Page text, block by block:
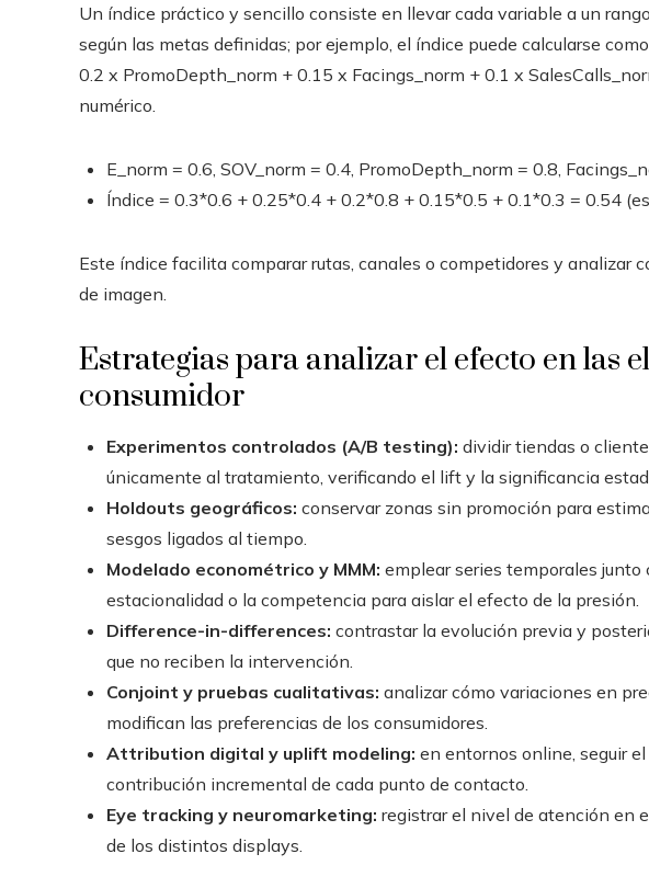
Un índice práctico y sencillo consiste en llevar cada variable a un
según las metas definidas; por ejemplo, el índice puede calcularse
0.2 x PromoDepth_norm + 0.15 x Facings_norm + 0.1 x
numérico.
E_norm = 0.6, SOV_norm = 0.4, PromoDepth_norm = 0.8,
Índice = 0.3*0.6 + 0.25*0.4 + 0.2*0.8 + 0.15*0.5 + 0.1*0.3 = 0.54
Este índice facilita comparar rutas, canales o competidores y analizar
de imagen.
Estrategias para analizar el efecto en las
consumidor
Experimentos controlados (A/B testing): dividir tiendas o
únicamente al tratamiento, verificando el lift y la significancia
Holdouts geográficos: conservar zonas sin promoción para
sesgos ligados al tiempo.
Modelado econométrico y MMM: emplear series temporales
estacionalidad o la competencia para aislar el efecto de la presión.
Difference-in-differences: contrastar la evolución previa y
que no reciben la intervención.
Conjoint y pruebas cualitativas: analizar cómo variaciones en
modifican las preferencias de los consumidores.
Attribution digital y uplift modeling: en entornos online, seguir
contribución incremental de cada punto de contacto.
Eye tracking y neuromarketing: registrar el nivel de atención en
de los distintos displays.